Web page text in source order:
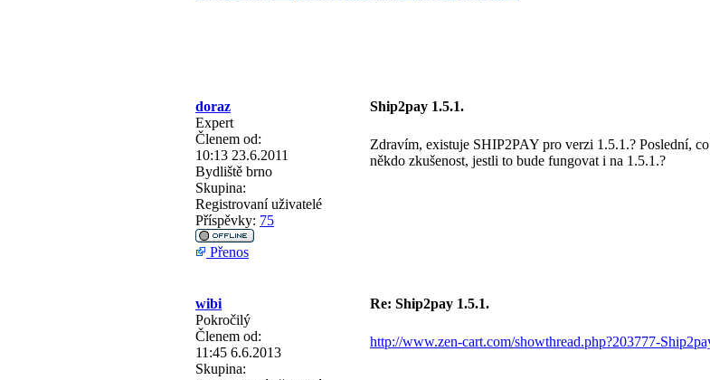
doraz Ship2pay 1.5.1.
Expert
Členem od:
10:13 23.6.2011
Bydliště brno
Skupina:
Registrovaní uživatelé
Příspěvky: 75
Zdravím, existuje SHIP2PAY pro verzi 1.5.1.? Poslední,
někdo zkušenost, jestli to bude fungovat i na 1.5.1.?
Přenos
wibi Re: Ship2pay 1.5.1.
Pokročilý
Členem od:
11:45 6.6.2013
Skupina:
http://www.zen-cart.com/showthread.php?203777-